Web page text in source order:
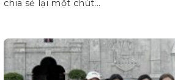
chia sẻ lại một chút...